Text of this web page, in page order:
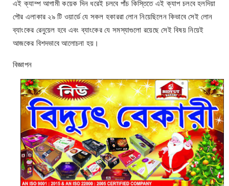
এই ক্যাম্প আগামী কয়েক দিন ধরেই চলবে পাঁচ কিস্তিতে এই ক্যাপ চলবে হলদিয়া
পৌর এলাকার ২৯ টি ওয়ার্ডে যে সকল হকাররা লোন নিয়েছিলেন কিভাবে সেই লোন
ব্যাংকের রেনুয়েল হবে এবং ব্যাংকের যে সমস্যাগুলো রয়েছে সেই বিষয় নিয়েই
আজকের বিশদভাবে আলোচনা হয়।
বিজ্ঞাপন